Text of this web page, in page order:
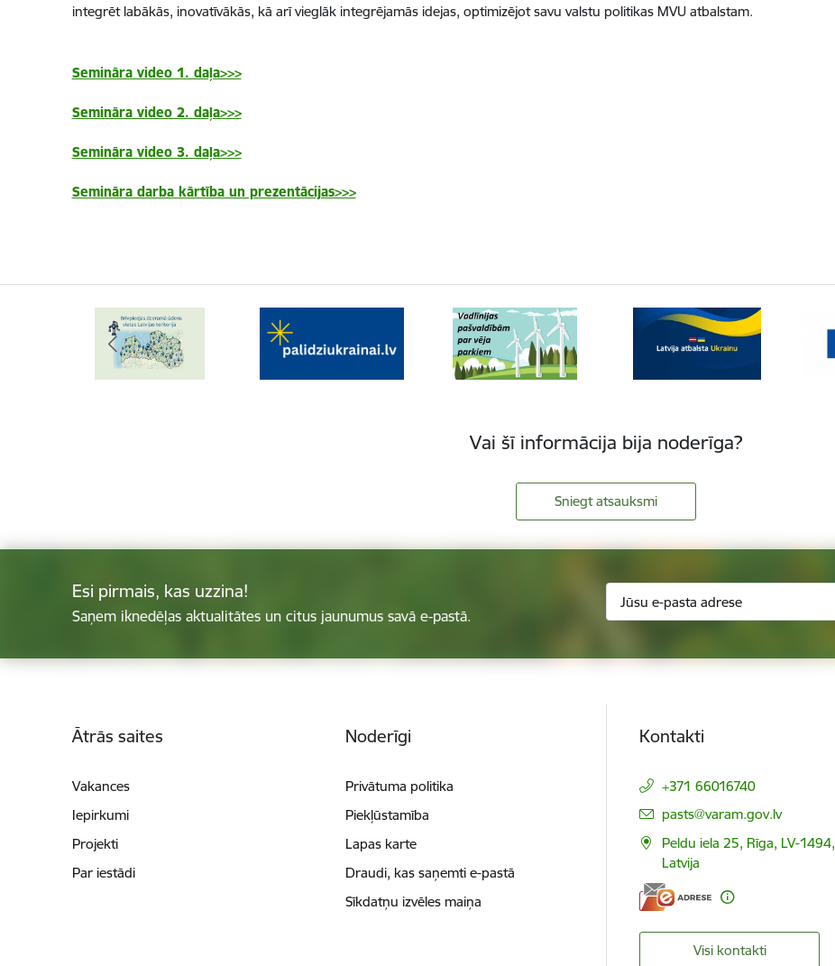
integrēt labākās, inovatīvākās, kā arī vieglāk integrējamās idejas, optimizējot savu valstu politikas MVU atbalstam.
Semināra video 1. daļa>>>
Semināra video 2. daļa>>>
Semināra video 3. daļa>>>
Semināra darba kārtība un prezentācijas>>>
Vai šī informācija bija noderīga?
Sniegt atsauksmi
Esi pirmais, kas uzzina!
Saņem iknedēļas aktualitātes un citus jaunumus savā e-pastā.
Ātrās saites
Vakances
Iepirkumi
Projekti
Par iestādi
Noderīgi
Privātuma politika
Piekļūstamība
Lapas karte
Draudi, kas saņemti e-pastā
Sīkdatņu izvēles maiņa
Kontakti
+371 66016740
E-pasts:
pasts@varam.gov.lv
Peldu iela 25, Rīga, LV-1494,
Latvija
Visi kontakti